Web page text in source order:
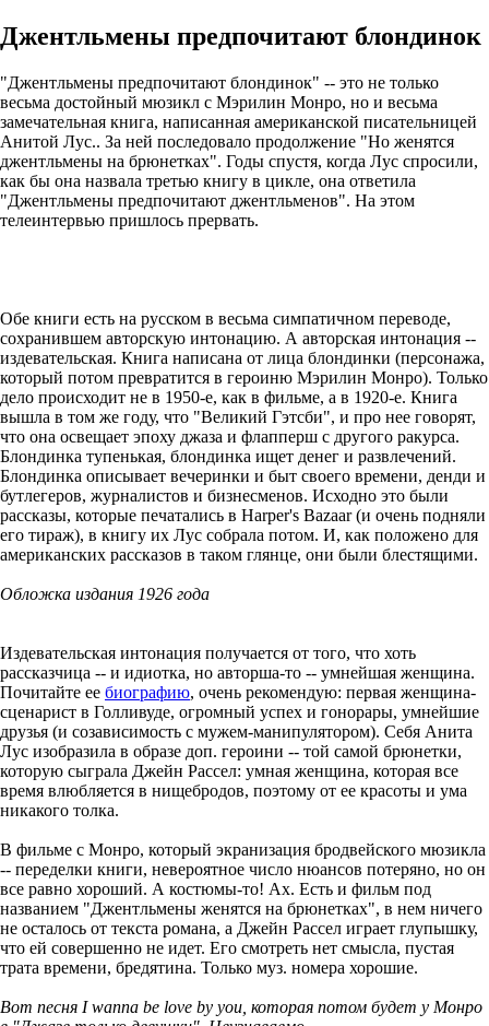
Джентльмены предпочитают блондинок
"Джентльмены предпочитают блондинок" -- это не только
весьма достойный мюзикл с Мэрилин Монро, но и весьма
замечательная книга, написанная американской писательницей
Анитой Лус.. За ней последовало продолжение "Но женятся
джентльмены на брюнетках". Годы спустя, когда Лус спросили,
как бы она назвала третью книгу в цикле, она ответила
"Джентльмены предпочитают джентльменов". На этом
телеинтервью пришлось прервать.
Обе книги есть на русском в весьма симпатичном переводе,
сохранившем авторскую интонацию. А авторская интонация --
издевательская. Книга написана от лица блондинки (персонажа,
который потом превратится в героиню Мэрилин Монро). Только
дело происходит не в 1950-е, как в фильме, а в 1920-е. Книга
вышла в том же году, что "Великий Гэтсби", и про нее говорят,
что она освещает эпоху джаза и флапперш с другого ракурса.
Блондинка тупенькая, блондинка ищет денег и развлечений.
Блондинка описывает вечеринки и быт своего времени, денди и
бутлегеров, журналистов и бизнесменов. Исходно это были
рассказы, которые печатались в Harper's Bazaar (и очень подняли
его тираж), в книгу их Лус собрала потом. И, как положено для
американских рассказов в таком глянце, они были блестящими.
Обложка издания 1926 года
Издевательская интонация получается от того, что хоть
рассказчица -- и идиотка, но авторша-то -- умнейшая женщина.
Почитайте ее биографию, очень рекомендую: первая женщина-
сценарист в Голливуде, огромный успех и гонорары, умнейшие
друзья (и созависимость с мужем-манипулятором). Себя Анита
Лус изобразила в образе доп. героини -- той самой брюнетки,
которую сыграла Джейн Рассел: умная женщина, которая все
время влюбляется в нищебродов, поэтому от ее красоты и ума
никакого толка.
В фильме с Монро, который экранизация бродвейского мюзикла
-- переделки книги, невероятное число нюансов потеряно, но он
все равно хороший. А костюмы-то! Ах. Есть и фильм под
названием "Джентльмены женятся на брюнетках", в нем ничего
не осталось от текста романа, а Джейн Рассел играет глупышку,
что ей совершенно не идет. Его смотреть нет смысла, пустая
трата времени, бредятина. Только муз. номера хорошие.
Вот песня I wanna be love by you, которая потом будет у Монро